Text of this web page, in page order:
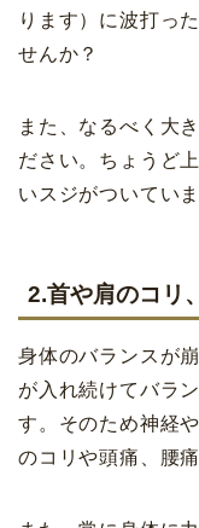
ります）に波打っ
せんか？
また、なるべく大
ださい。ちょうど
いスジがついてい
2.首や肩のコリ
身体のバランスが
が入れ続けてバラ
す。そのため神経
のコリや頭痛、腰